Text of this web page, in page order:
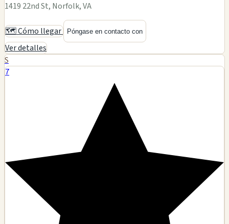
1419 22nd St, Norfolk, VA
🗺️ Cómo llegar Póngase en contacto con
Ver detalles
S
7